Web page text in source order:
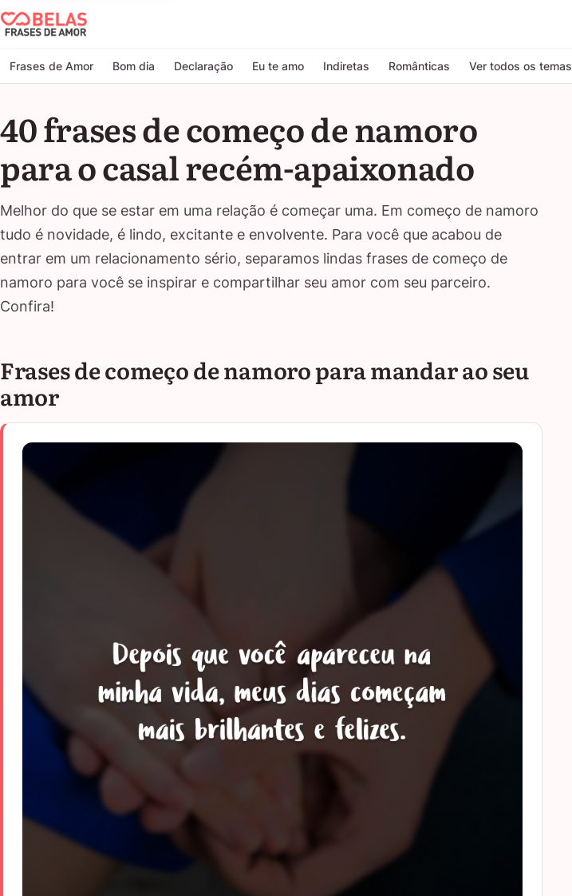
Belas Frases de Amor
Frases de Amor Bom dia Declaração Eu te amo Indiretas Românticas Ver todos os temas
40 frases de começo de namoro
para o casal recém-apaixonado
Melhor do que se estar em uma relação é começar uma. Em começo de namoro
tudo é novidade, é lindo, excitante e envolvente. Para você que acabou de
entrar em um relacionamento sério, separamos lindas frases de começo de
namoro para você se inspirar e compartilhar seu amor com seu parceiro.
Confira!
Frases de começo de namoro para mandar ao seu
amor